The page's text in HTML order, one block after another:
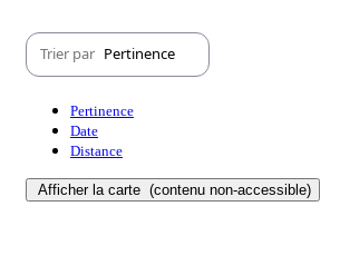
Trier par Pertinence
Pertinence
Date
Distance
Afficher la carte (contenu non-accessible)